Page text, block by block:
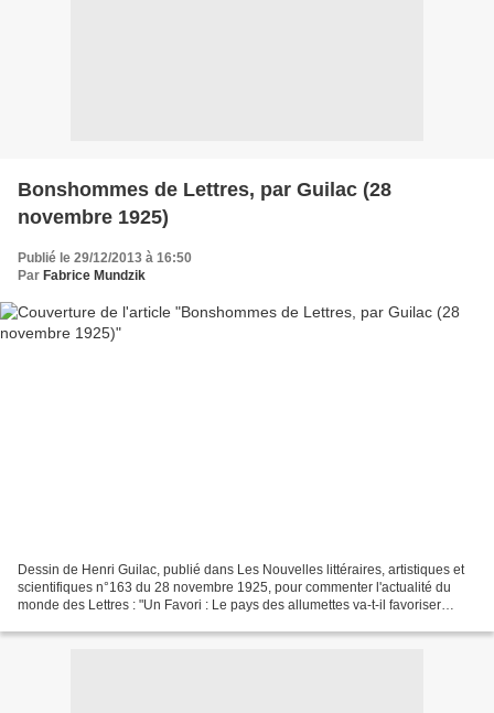
Bonshommes de Lettres, par Guilac (28
novembre 1925)
Publié le 29/12/2013 à 16:50
Par Fabrice Mundzik
Dessin de Henri Guilac, publié dans Les Nouvelles littéraires, artistiques et
scientifiques n°163 du 28 novembre 1925, pour commenter l'actualité du
monde des Lettres : "Un Favori : Le pays des allumettes va-t-il favoriser